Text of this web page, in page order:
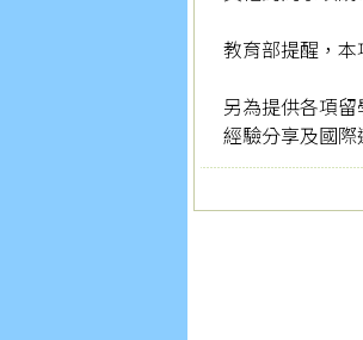
教育部提醒，
另為提供各項
經驗分享及國